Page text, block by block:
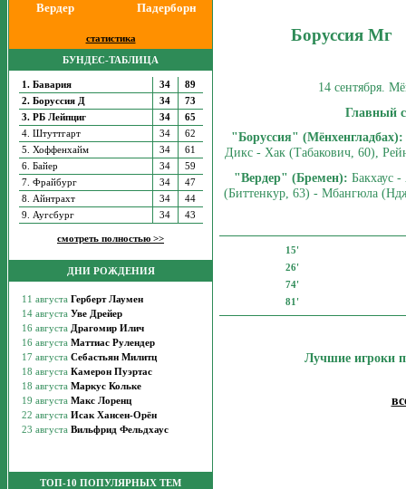
Вердер Падерборн
статистика
БУНДЕС-ТАБЛИЦА
1. Бавария 34
89
2. Боруссия Д
34
73
3. РБ Лейпциг
34
65
4. Штуттгарт
34
62
5. Хоффенхайм
34
61
6. Байер
34
59
7. Фрайбург
34
47
8. Айнтрахт
34
44
9. Аугсбург
34 43
смотреть полностью >>
ДНИ РОЖДЕНИЯ
ТОП-10 ПОПУЛЯРНЫХ ТЕМ
Боруссия Мг
14 сентября.
Главный
"Боруссия" (Мёнхенгладбах):
Дикс - Хак (Табакович, 60),
"Вердер" (Бремен): Бакхаус
(Биттенкур, 63) - Мбангюла
15'
26'
74'
81'
Лучшие игроки